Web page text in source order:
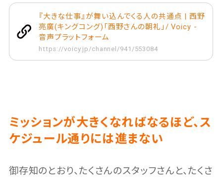
『大きな仕事』が舞い込んでくる人の共通点 | 西野
亮廣(キングコング)「西野さんの朝礼」/ Voicy -
音声プラットフォーム
https://voicy.jp/channel/941/553084
ミッションが大きくなればなるほど、ス
ケジュール通りには進まない
御存知のとおり、たくさんのスタッフさんと、たくさ